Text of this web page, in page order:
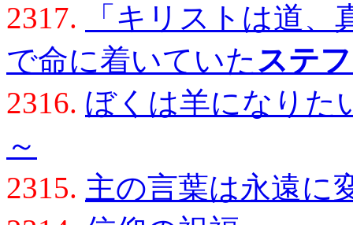
2317.
「キリストは道
で命に着いていたステ
2316. ぼくは羊になりた
～
2315. 主の言葉は永遠に